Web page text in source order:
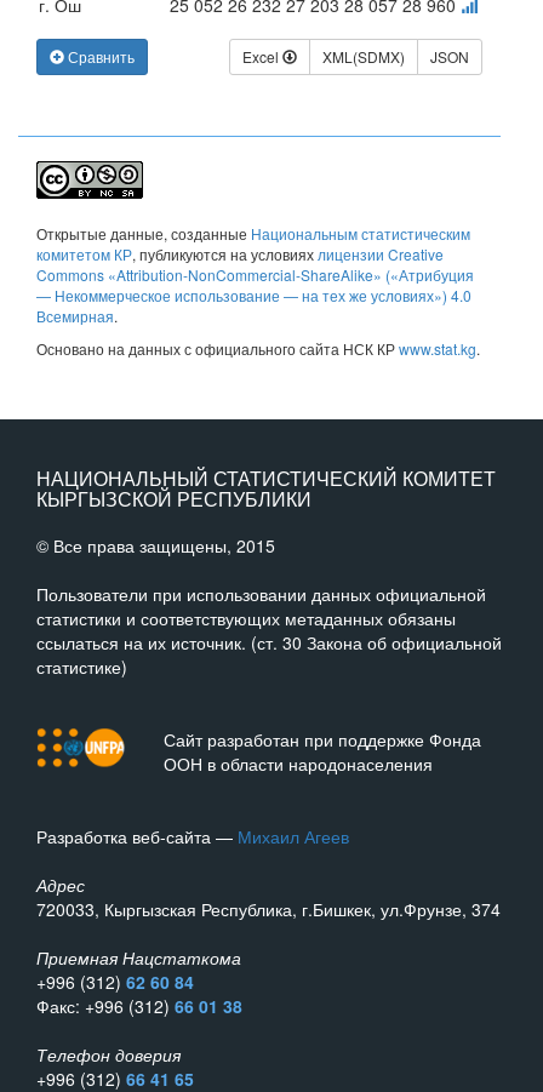
г. Ош 25 052 26 232 27 203 28 057 28 960
Сравнить Excel XML(SDMX) JSON
Открытые данные, созданные Национальным статистическим
комитетом КР, публикуются на условиях лицензии Creative
Commons «Attribution-NonCommercial-ShareAlike» («Атрибуция
— Некоммерческое использование — на тех же условиях») 4.0
Всемирная.
Основано на данных с официального сайта НСК КРwww.stat.kg.
НАЦИОНАЛЬНЫЙ СТАТИСТИЧЕСКИЙ КОМИТЕТ
КЫРГЫЗСКОЙ РЕСПУБЛИКИ
© Все права защищены, 2015
Пользователи при использовании данных официальной
статистики и соответствующих метаданных обязаны
ссылаться на их источник. (ст. 30 Закона об официальной
статистике)
Сайт разработан при поддержке Фонда
ООН в области народонаселения
Разработка веб-сайта — Михаил Агеев
Адрес
720033, Кыргызская Республика, г.Бишкек, ул.Фрунзе, 374
Приемная Нацстаткома
+996 (312) 62 60 84
Факс: +996 (312) 66 01 38
Телефон доверия
+996 (312) 66 41 65